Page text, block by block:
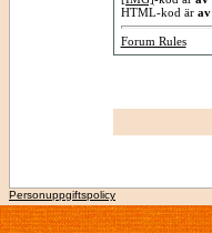
HTML-kod är av
Forum Rules
Personuppgiftspolicy